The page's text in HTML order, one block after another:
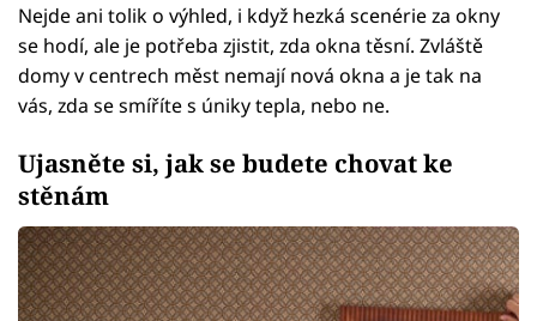
Nejde ani tolik o výhled, i když hezká scenérie za okny
se hodí, ale je potřeba zjistit, zda okna těsní. Zvláště
domy v centrech měst nemají nová okna a je tak na
vás, zda se smíříte s úniky tepla, nebo ne.
Ujasněte si, jak se budete chovat ke
stěnám